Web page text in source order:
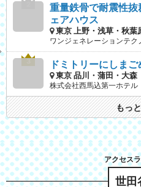
重量鉄骨で耐震性
ェアハウス
東京 上野・浅草・秋葉
ワンジェネレーションテク
ドミトリーにしまご
東京 品川・蒲田・大森
株式会社西馬込第一ホテル
もっ
世田